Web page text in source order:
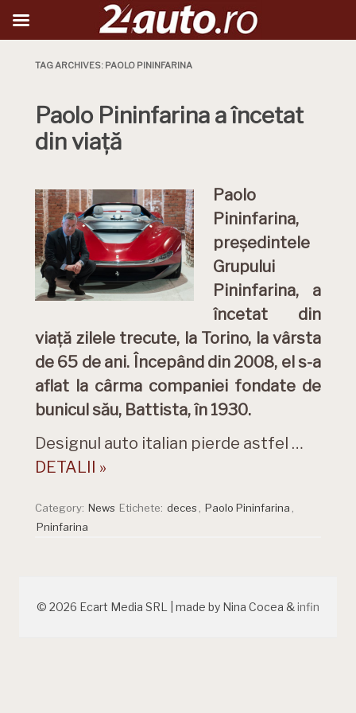
TAG ARCHIVES: PAOLO PININFARINA
Paolo Pininfarina a încetat
din viață
Paolo
Pininfarina,
președintele
Grupului
Pininfarina, a
încetat din
viață zilele trecute, la Torino, la vârsta
de 65 de ani. Începând din 2008, el s-a
aflat la cârma companiei fondate de
bunicul său, Battista, în 1930.
Designul auto italian pierde astfel …
DETALII »
Category: News Etichete: deces Paolo Pininfarina
Pninfarina
© 2026 Ecart Media SRL | made by Nina Cocea &infin